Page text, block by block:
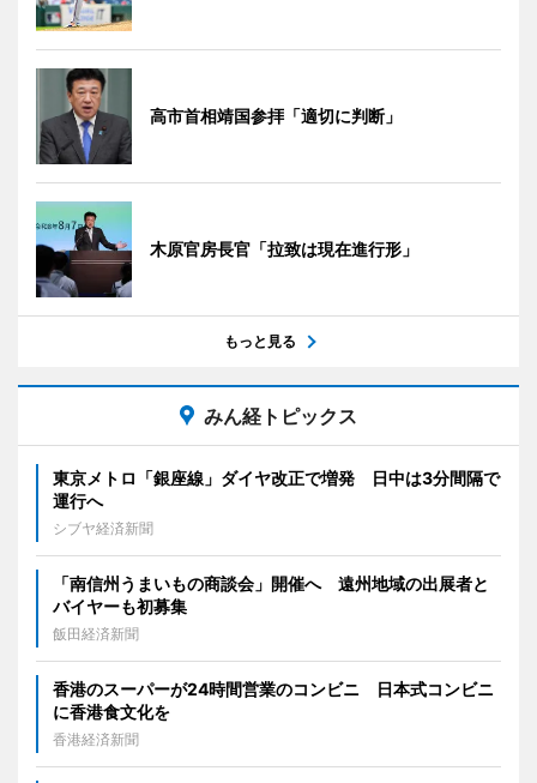
高市首相靖国参拝「適切に判断」
木原官房長官「拉致は現在進行形」
もっと見る
みん経トピックス
東京メトロ「銀座線」ダイヤ改正で増発 日中は3分間隔で
運行へ
シブヤ経済新聞
「南信州うまいもの商談会」開催へ 遠州地域の出展者と
バイヤーも初募集
飯田経済新聞
香港のスーパーが24時間営業のコンビニ 日本式コンビニ
に香港食文化を
香港経済新聞